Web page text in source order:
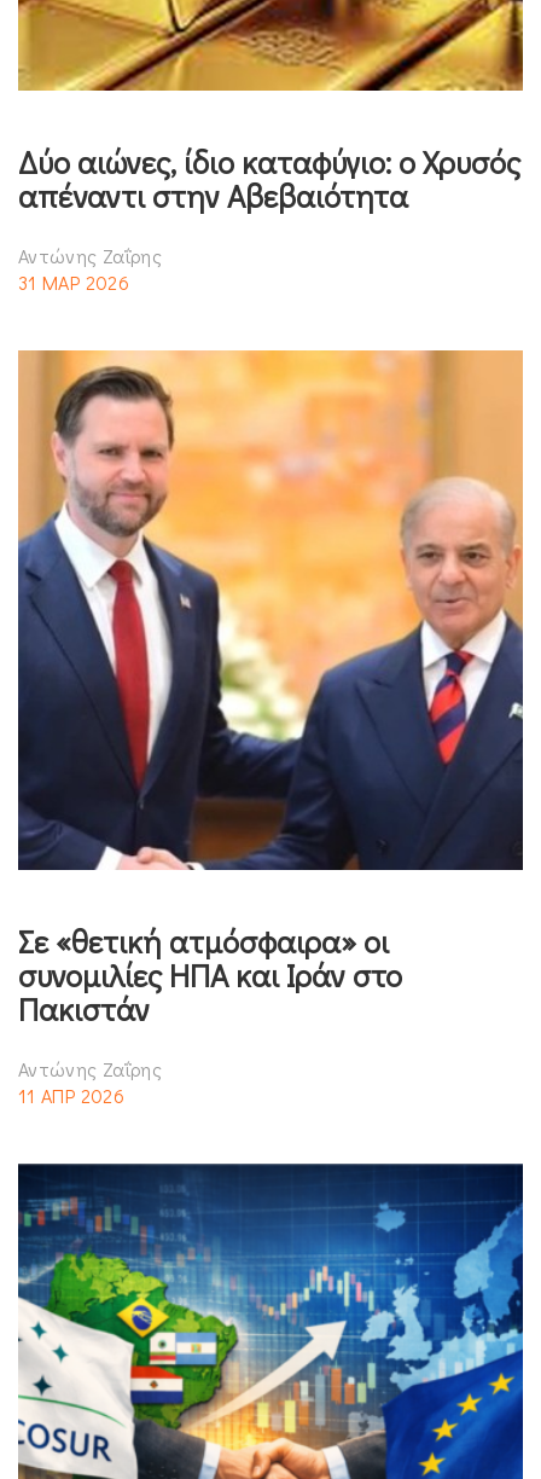
Δύο αιώνες, ίδιο καταφύγιο: ο Χρυσός
απέναντι στην Αβεβαιότητα
Αντώνης Ζαΐρης
31 ΜΑΡ 2026
Σε «θετική ατμόσφαιρα» οι
συνομιλίες ΗΠΑ και Ιράν στο
Πακιστάν
Αντώνης Ζαΐρης
11 ΑΠΡ 2026